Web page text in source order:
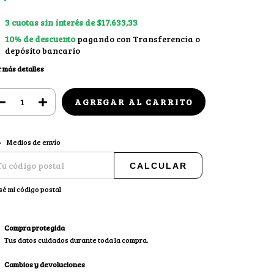
3 cuotas sin interés de$17.633,33
10% de descuentopagando con Transferencia o
depósito bancario
más detalles
para el CP:
Medios de envío
CALCULAR
mi código postal
Compra protegida
Tus datos cuidados durante toda la compra.
Cambios y devoluciones